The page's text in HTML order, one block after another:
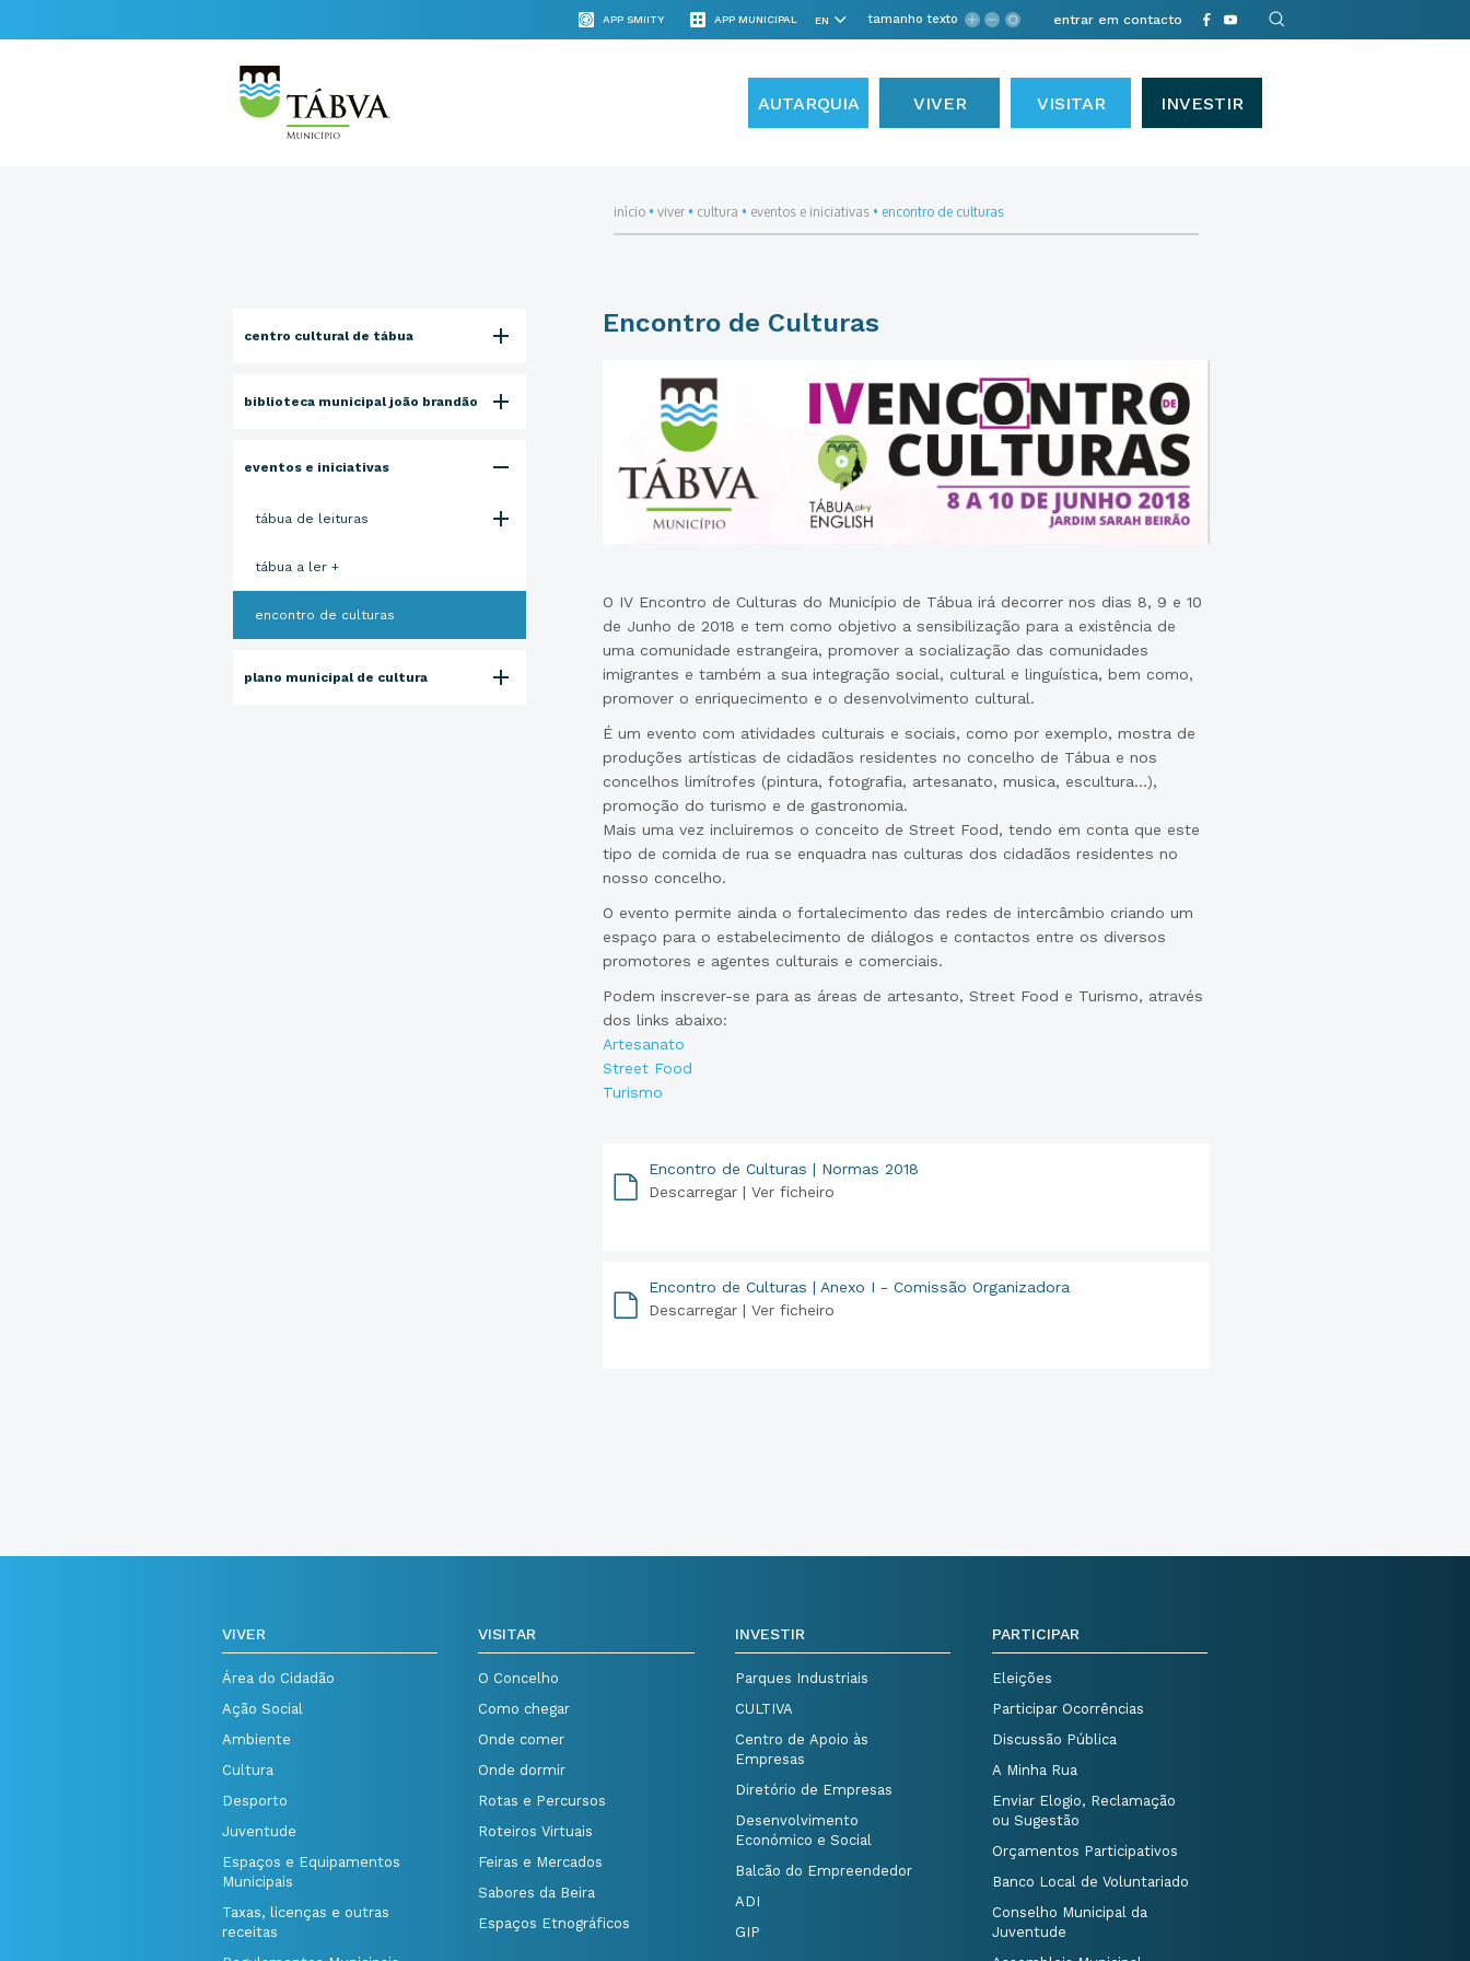
APP SMIITY APP MUNICIPAL tamanho texto entrar em contacto
AUTARQUIA VIVER VISITAR INVESTIR
centro cultural de tábua
biblioteca municipal joão brandão
eventos e iniciativas
tábua de leituras
tábua a ler +
encontro de culturas
plano municipal de cultura
início•viver• cultura • eventos e iniciativas• encontro de culturas
Encontro de Culturas
O IV Encontro de Culturas do Município de Tábua irá decorrer nos dias 8, 9 e 10
de Junho de 2018 e tem como objetivo a sensibilização para a existência de
uma comunidade estrangeira, promover a socialização das comunidades
imigrantes e também a sua integração social, cultural e linguística, bem como,
promover o enriquecimento e o desenvolvimento cultural.
É um evento com atividades culturais e sociais, como por exemplo, mostra de
produções artísticas de cidadãos residentes no concelho de Tábua e nos
concelhos limítrofes (pintura, fotografia, artesanato, musica, escultura…),
promoção do turismo e de gastronomia.
Mais uma vez incluiremos o conceito de Street Food, tendo em conta que este
tipo de comida de rua se enquadra nas culturas dos cidadãos residentes no
nosso concelho.
O evento permite ainda o fortalecimento das redes de intercâmbio criando um
espaço para o estabelecimento de diálogos e contactos entre os diversos
promotores e agentes culturais e comerciais.
Podem inscrever-se para as áreas de artesanto, Street Food e Turismo, através
dos links abaixo:
Artesanato
Street Food
Turismo
Encontro de Culturas | Normas 2018
Descarregar | Ver ficheiro
Encontro de Culturas | Anexo I - Comissão Organizadora
Descarregar | Ver ficheiro
VIVER
Área do Cidadão
Ação Social
Ambiente
Cultura
Desporto
Juventude
Espaços e Equipamentos
Municipais
Taxas, licenças e outras
receitas
VISITAR
O Concelho
Como chegar
Onde comer
Onde dormir
Rotas e Percursos
Roteiros Virtuais
Feiras e Mercados
Sabores da Beira
Espaços Etnográficos
INVESTIR
Parques Industriais
CULTIVA
Centro de Apoio às
Empresas
Diretório de Empresas
Desenvolvimento
Económico e Social
Balcão do Empreendedor
ADI
GIP
PARTICIPAR
Eleições
Participar Ocorrências
Discussão Pública
A Minha Rua
Enviar Elogio, Reclamação
ou Sugestão
Orçamentos Participativos
Banco Local de Voluntariado
Conselho Municipal da
Juventude